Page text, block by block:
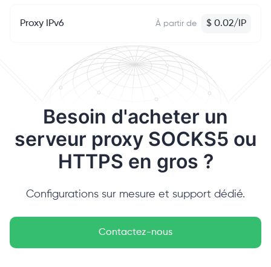
Proxy IPv6 À partir de $ 0.02/ IP
Besoin d'acheter un
serveur proxy SOCKS5 ou
HTTPS en gros ?
Configurations sur mesure et support dédié.
Contactez-nous